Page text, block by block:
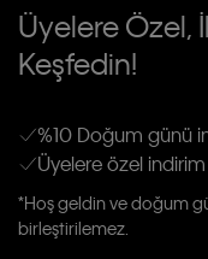
İŞLENMESİ HAKKINDA
Calvin Klein e-bültenine
gönderileceğinin ve güncel
Erkek
Kişiye özel ticari
Aydınlatma Metni’ni
Calvin Klein tarafından
rızam vardır
Üyelere Özel,
Keşfedin!
%10 Doğum günü
Üyelere özel indirim
*Hoş geldin ve doğum
birleştirilemez.